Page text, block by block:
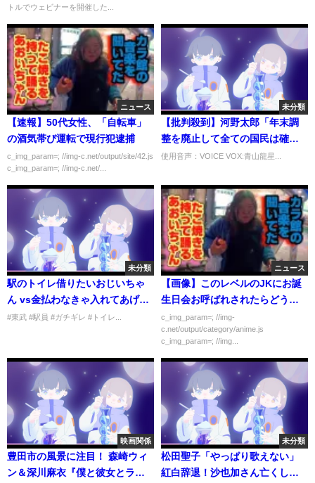
トルでウェビナーを開催した...
ニュース
【速報】50代女性、「自転車」
の酒気帯び運転で現行犯逮捕
c_img_param=; //img-c.net/output/site/42.js
c_img_param=; //img-c.net/...
未分類
【批判殺到】河野太郎「年末調
整を廃止して全ての国民は確定
申告をしてもらう」
使用音声：VOICE VOX:青山龍星...
未分類
駅のトイレ借りたいおじいちゃ
ん vs金払わなきゃ入れてあげな
い駅員 おじいちゃん小漏らしち
レ借りたいおじいちゃん勃発
#東武 #駅員 #ガチギレ #トイレ...
ニュース
【画像】このレベルのJKにお誕
生日会お呼ばれされたらどうす
る？
c_img_param=; //img-
c.net/output/category/anime.js
c_img_param=; //img...
映画関係
豊田市の風景に注目！ 森崎ウィ
ン＆深川麻衣『僕と彼女とラリ
未分類
松田聖子「やっぱり歌えない」
紅白辞退！沙也加さん亡くし